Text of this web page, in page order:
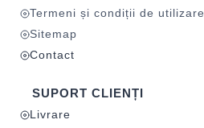
Termeni și condiții de utilizare
Sitemap
Contact
SUPORT CLIENȚI
Livrare